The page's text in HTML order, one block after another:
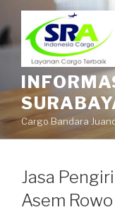
Cargo Bandara
Jasa
Asem